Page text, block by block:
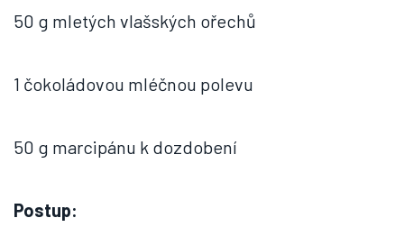
50 g mletých vlašských ořechů
1 čokoládovou mléčnou polevu
50 g marcipánu k dozdobení
Postup: